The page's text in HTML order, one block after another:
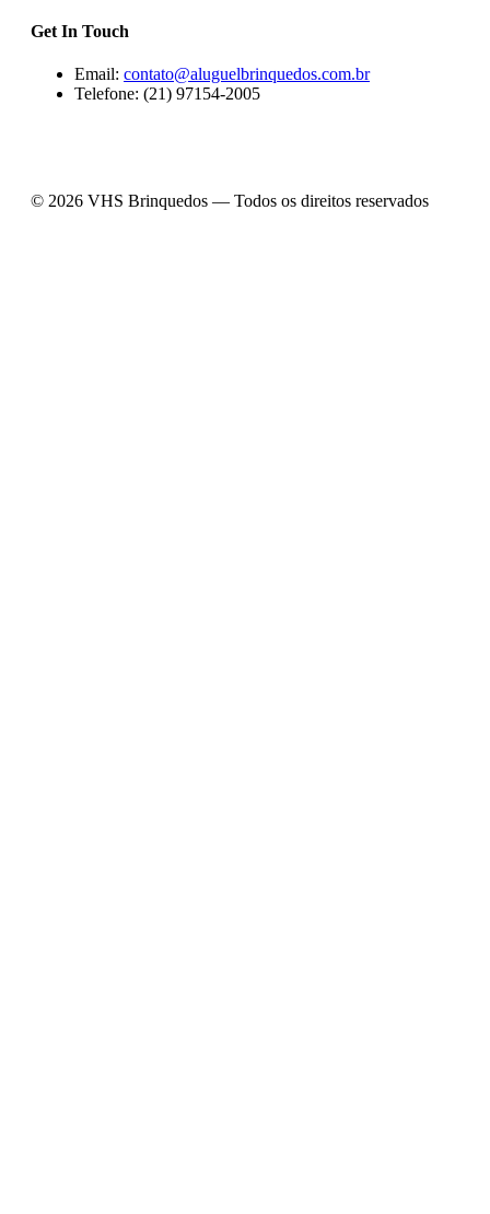
Get In Touch
Email: contato@aluguelbrinquedos.com.br
Telefone: (21) 97154-2005
© 2026 VHS Brinquedos — Todos os direitos reservados